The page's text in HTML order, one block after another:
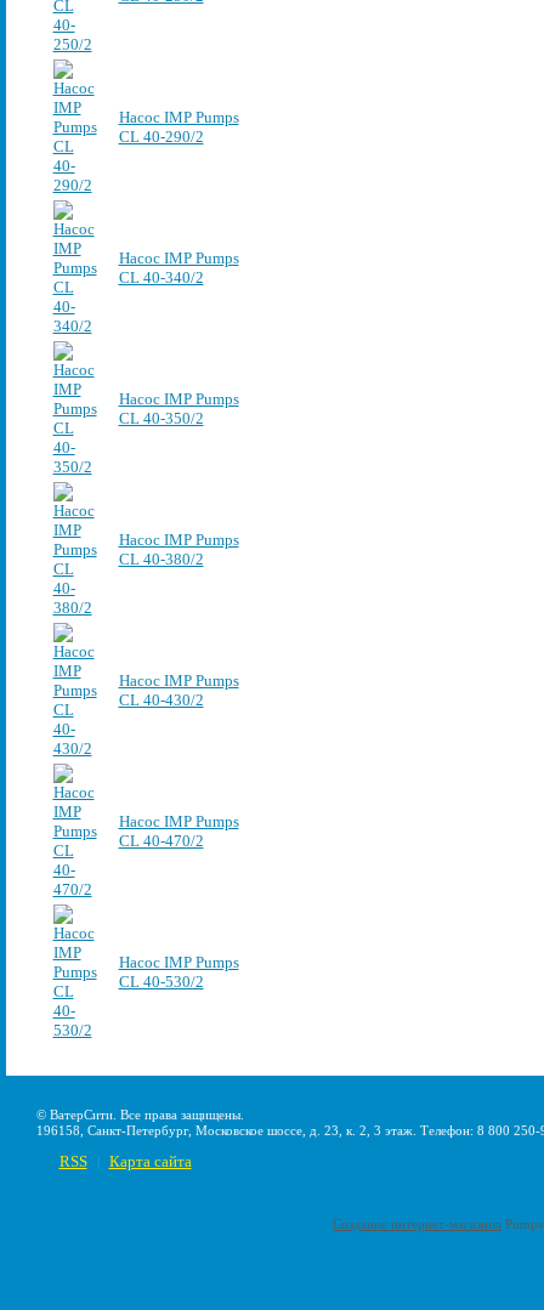
Насос IMP Pumps
CL 40-290/2
Насос IMP Pumps
CL 40-340/2
Насос IMP Pumps
CL 40-350/2
Насос IMP Pumps
CL 40-380/2
Насос IMP Pumps
CL 40-430/2
Насос IMP Pumps
CL 40-470/2
Насос IMP Pumps
CL 40-530/2
© ВатерСити. Все права защищены.
196158, Санкт-Петербург, Московское шоссе, д. 23, к. 2, 3 этаж. Телефон: 8 800
RSS Карта сайта
Создание интернет-магазина